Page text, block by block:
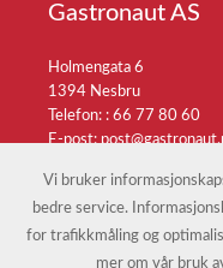
Gastronaut AS
Holmengata 6
1394 Nesbru
Telefon: : 66 77 80 60
E-post:
© Gastronaut
Vi bruker
bedre service.
for trafikkmåling og
mer om vår bruk